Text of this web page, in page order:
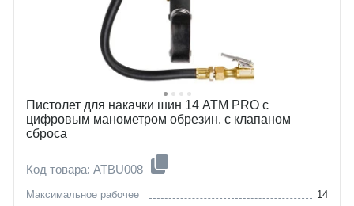
Пистолет для накачки шин 14 АТМ PRO с
цифровым манометром обрезин. с клапаном
сброса
Код товара: ATBU008
Максимальное рабочее
14